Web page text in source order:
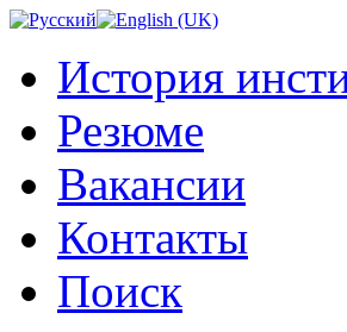
История
Резюме
Вакансии
Контакты
Поиск